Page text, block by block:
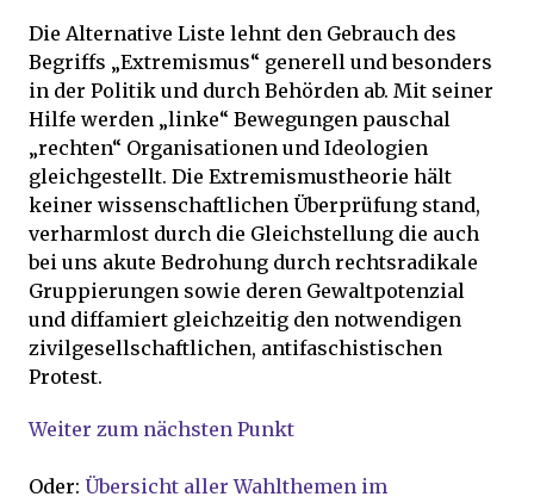
Die Alternative Liste lehnt den Gebrauch des
Begriffs „Extremismus“ generell und besonders
in der Politik und durch Behörden ab. Mit seiner
Hilfe werden „linke“ Bewegungen pauschal
„rechten“ Organisationen und Ideologien
gleichgestellt. Die Extremismustheorie hält
keiner wissenschaftlichen Überprüfung stand,
verharmlost durch die Gleichstellung die auch
bei uns akute Bedrohung durch rechtsradikale
Gruppierungen sowie deren Gewaltpotenzial
und diffamiert gleichzeitig den notwendigen
zivilgesellschaftlichen, antifaschistischen
Protest.
Weiter zum nächsten Punkt
Oder: Übersicht aller Wahlthemen im